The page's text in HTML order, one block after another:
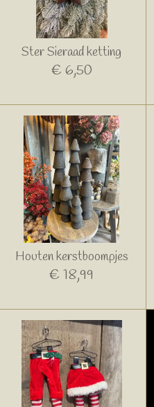
Ster Sieraad ketting
€ 6,50
Houten kerstboompjes
€ 18,99